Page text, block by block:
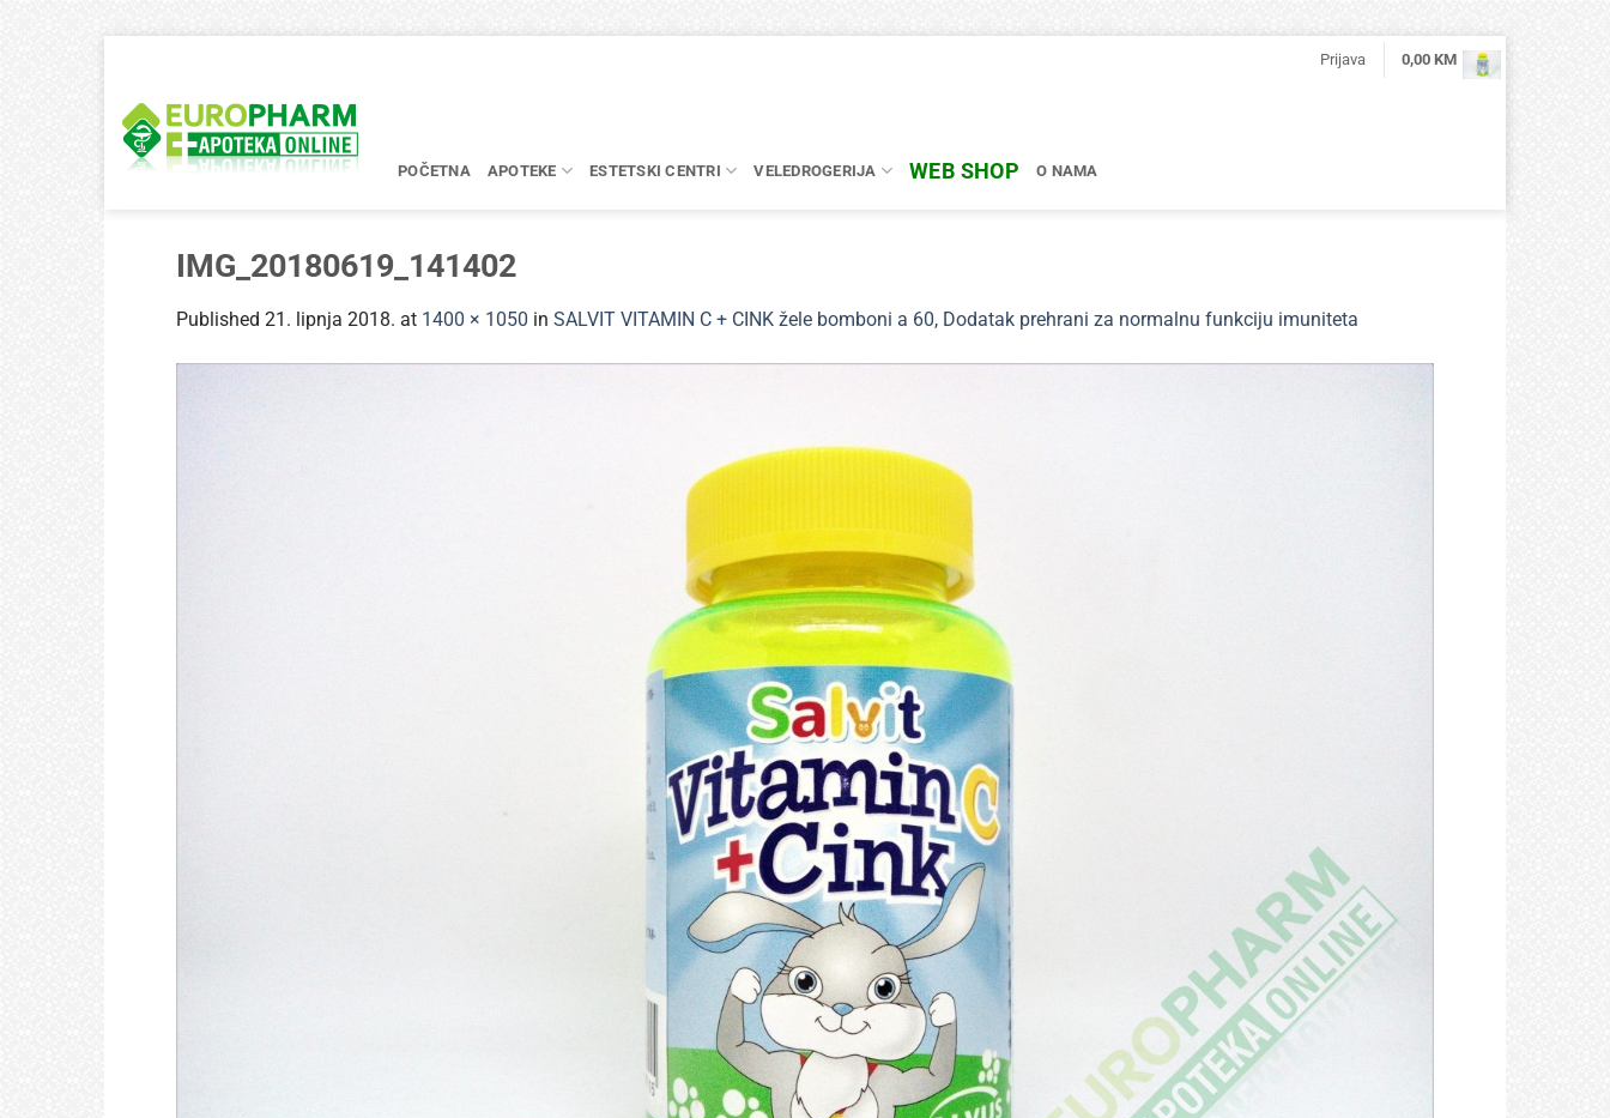
content
Prijava 0,00 KM
POČETNA APOTEKE ESTETSKI CENTRI VELEDROGERIJA WEB SHOP O NAMA
IMG_20180619_141402
Published 21. lipnja 2018. at 1400 × 1050 in SALVIT VITAMIN C + CINK žele bomboni a 60, Dodatak prehrani za normalnu funkciju imuniteta